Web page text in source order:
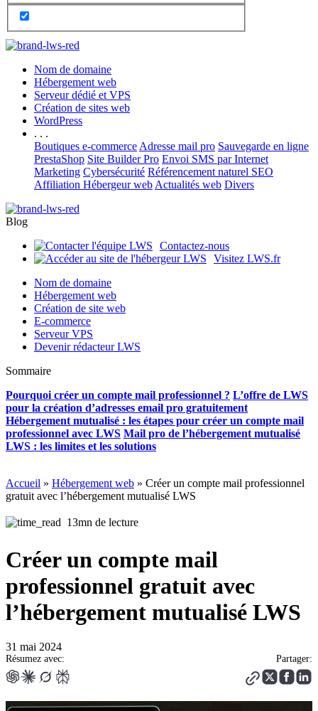
Nom de domaine
Hébergement web
Serveur dédié et VPS
Création de sites web
WordPress
. . .
Boutiques e-commerce Adresse mail pro Sauvegarde en ligne
PrestaShop Site Builder Pro Envoi SMS par Internet
Marketing Cybersécurité Référencement naturel SEO
Affiliation Hébergeur web Actualités web Divers
Blog
Contactez-nous
Visitez LWS.fr
Nom de domaine
Hébergement web
Création de site web
E-commerce
Serveur VPS
Devenir rédacteur LWS
Sommaire
Pourquoi créer un compte mail professionnel ? L’offre de LWS
pour la création d’adresses email pro gratuitement
Hébergement mutualisé : les étapes pour créer un compte mail
professionnel avec LWS Mail pro de l’hébergement mutualisé
LWS : les limites et les solutions
Accueil » Hébergement web » Créer un compte mail professionnel
gratuit avec l’hébergement mutualisé LWS
13mn de lecture
Créer un compte mail
professionnel gratuit avec
l’hébergement mutualisé LWS
31 mai 2024
Résumez avec: Partager: